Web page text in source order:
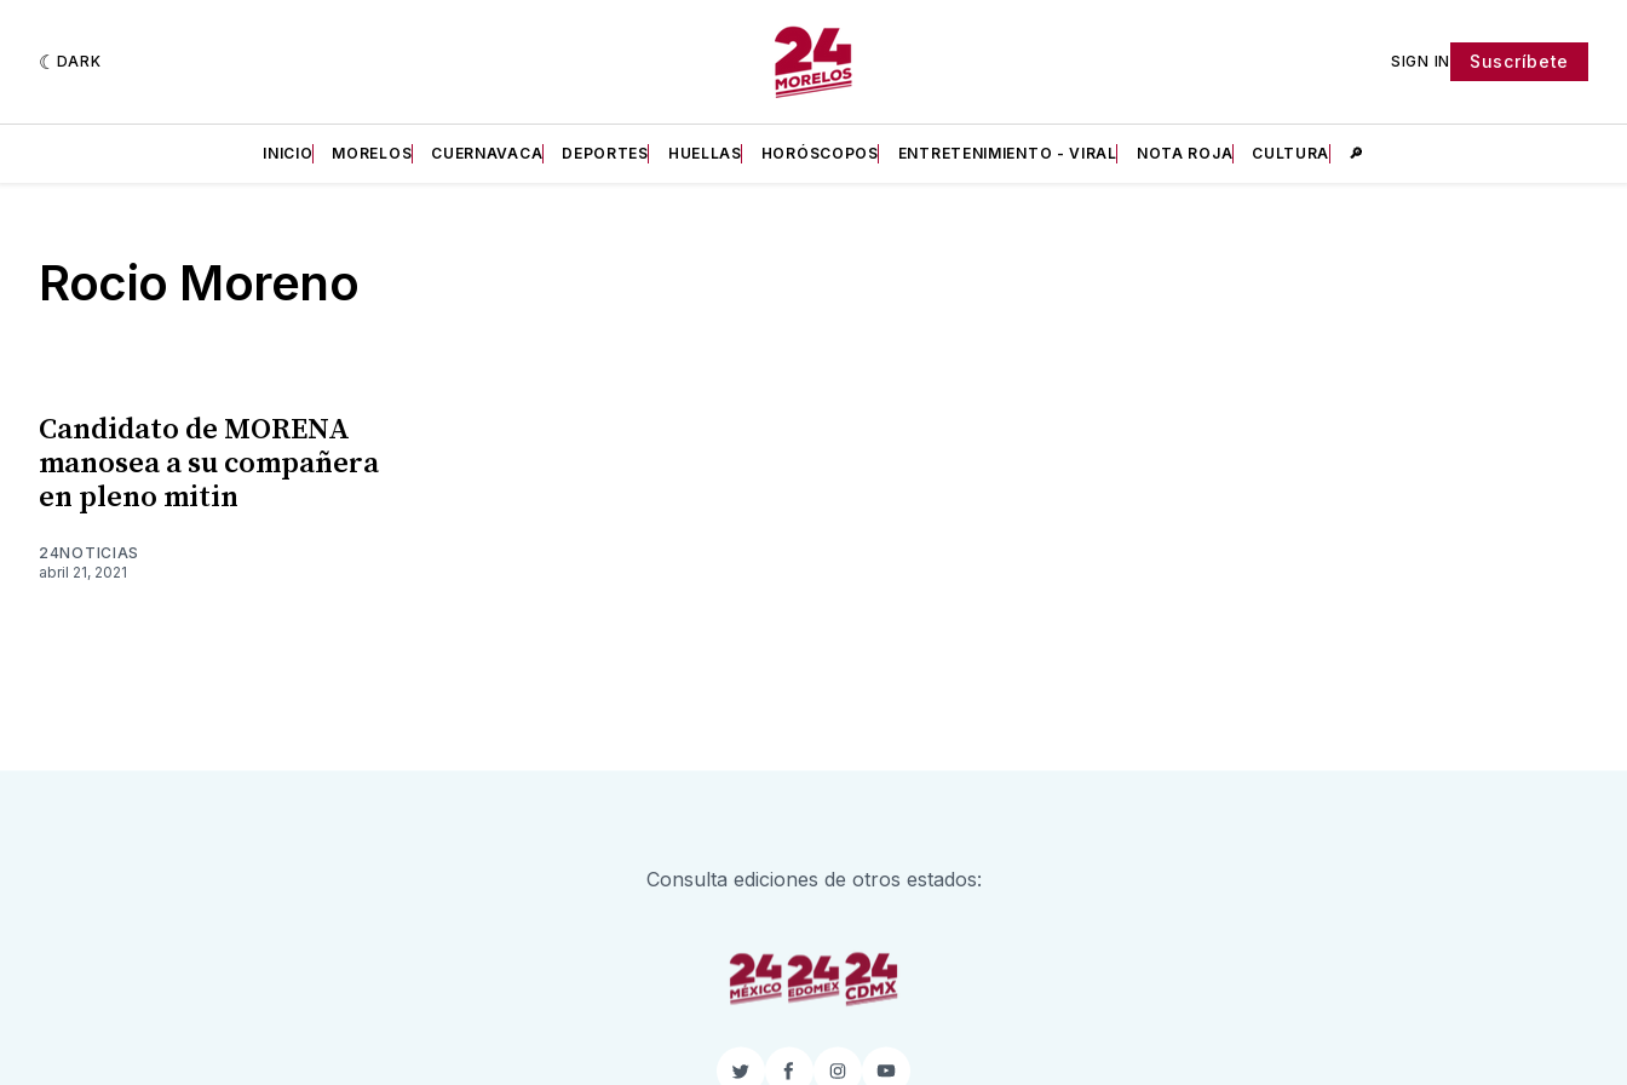
DARK SIGN IN Suscríbete
INICIO MORELOS CUERNAVACA DEPORTES HUELLAS HORÓSCOPOS ENTRETENIMIENTO - VIRAL NOTA ROJA CULTURA 🔎
Rocio Moreno
Candidato de MORENA
manosea a su compañera
en pleno mitin
24NOTICIAS
abril 21, 2021
Consulta ediciones de otros estados: